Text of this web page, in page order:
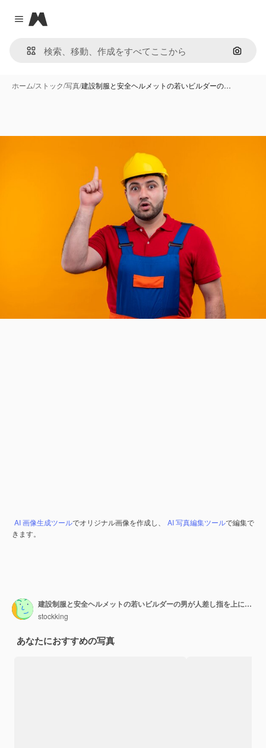
Close menu
Magnific
画像で
ホーム/ストック/写真/建設制服と安全ヘルメットの若いビルダーの…
AI 画像生成ツールでオリジナル画像を作成し、 AI 写真編集ツールで編集で
きます。
建設制服と安全ヘルメットの若いビルダーの男が人差し指を上に向けて驚いて見える
stockking
あなたにおすすめの写真